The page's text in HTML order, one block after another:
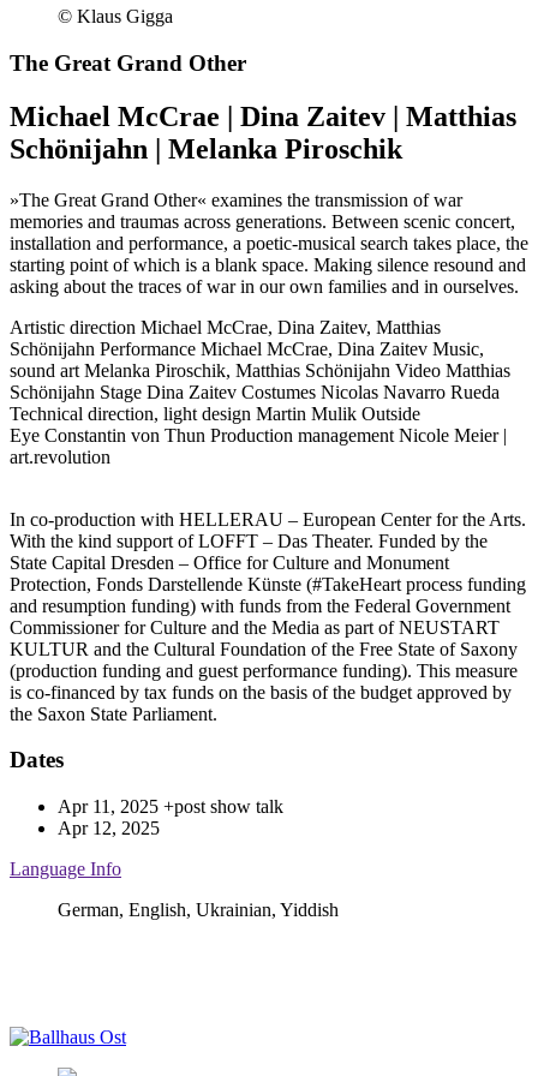
© Klaus Gigga
The Great Grand Other
Michael McCrae | Dina Zaitev | Matthias
Schönijahn | Melanka Piroschik
»The Great Grand Other« examines the transmission of war
memories and traumas across generations. Between scenic concert,
installation and performance, a poetic-musical search takes place, the
starting point of which is a blank space. Making silence resound and
asking about the traces of war in our own families and in ourselves.
Artistic direction Michael McCrae, Dina Zaitev, Matthias
Schönijahn Performance Michael McCrae, Dina Zaitev Music,
sound art Melanka Piroschik, Matthias Schönijahn Video Matthias
Schönijahn Stage Dina Zaitev Costumes Nicolas Navarro Rueda
Technical direction, light design Martin Mulik Outside
Eye Constantin von Thun Production management Nicole Meier |
art.revolution
In co-production with HELLERAU – European Center for the Arts.
With the kind support of LOFFT – Das Theater. Funded by the
State Capital Dresden – Office for Culture and Monument
Protection, Fonds Darstellende Künste (#TakeHeart process funding
and resumption funding) with funds from the Federal Government
Commissioner for Culture and the Media as part of NEUSTART
KULTUR and the Cultural Foundation of the Free State of Saxony
(production funding and guest performance funding). This measure
is co-financed by tax funds on the basis of the budget approved by
the Saxon State Parliament.
Dates
Apr 11, 2025 +post show talk
Apr 12, 2025
Language Info
German, English, Ukrainian, Yiddish